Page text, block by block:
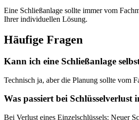
Eine Schließanlage sollte immer vom
Ihrer individuellen Lösung.
Häufige Fragen
Kann ich eine Schließanlage
Technisch ja, aber die Planung sollte vom
Was passiert bei Schlüsselverlust
Bei Verlust eines Einzelschlüssels: Neuer